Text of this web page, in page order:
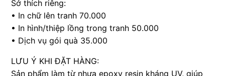
Sở thích riêng:
• In chữ lên tranh 70.000
• In hình/thiệp lồng trong tranh 50.000
• Dịch vụ gói quà 35.000
LƯU Ý KHI ĐẶT HÀNG:
Sản phẩm làm từ nhựa epoxy resin kháng UV, giúp